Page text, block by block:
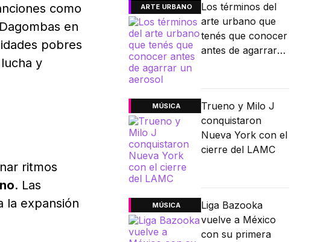
como
en
pobres
y
ritmos
. Las
la expansión
ARTE URBANO
Los términos del
arte urbano que
tenés que conocer
antes de agarrar
MÚSICA
Trueno y Milo J
conquistaron
Nueva York con el
cierre del LAMC
MÚSICA
Liga Bazooka
vuelve a México
con su primera